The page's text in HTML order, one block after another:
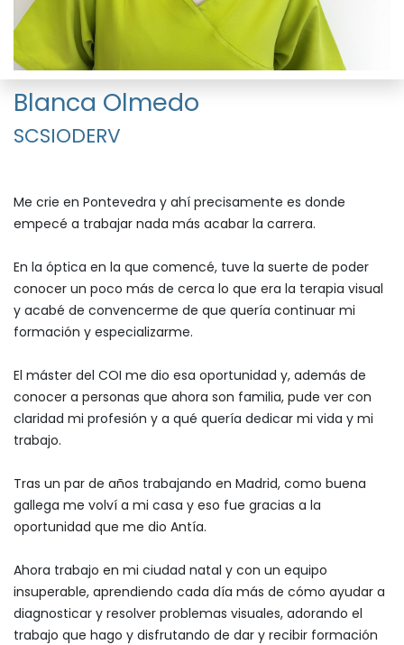
Blanca Olmedo
SCSIODERV
Me crie en Pontevedra y ahí precisamente es donde
empecé a trabajar nada más acabar la carrera.
En la óptica en la que comencé, tuve la suerte de poder
conocer un poco más de cerca lo que era la terapia visual
y acabé de convencerme de que quería continuar mi
formación y especializarme.
El máster del COI me dio esa oportunidad y, además de
conocer a personas que ahora son familia, pude ver con
claridad mi profesión y a qué quería dedicar mi vida y mi
trabajo.
Tras un par de años trabajando en Madrid, como buena
gallega me volví a mi casa y eso fue gracias a la
oportunidad que me dio Antía.
Ahora trabajo en mi ciudad natal y con un equipo
insuperable, aprendiendo cada día más de cómo ayudar a
diagnosticar y resolver problemas visuales, adorando el
trabajo que hago y disfrutando de dar y recibir formación